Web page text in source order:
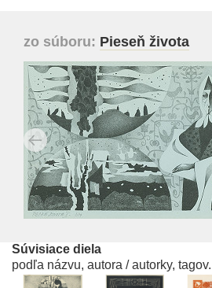
zo súboru: Pieseň života
Súvisiace diela
podľa názvu, autora / autorky,